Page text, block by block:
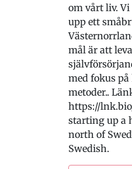
om vårt liv.
upp ett
mål är att
med fokus
metoder..
https://
starting up a
north of
Swedish.